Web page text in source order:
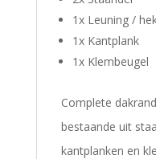
1x Leuning /
1x Kantplank
1x Klembeugel
Complete
bestaande uit
kantplanken en